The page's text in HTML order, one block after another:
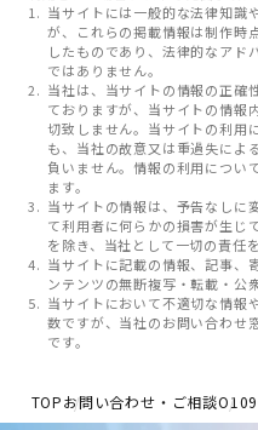
当サイトには一般的な法律知識
が、これらの掲載情報は制作時
したものであり、法律的なアド
ではありません。
当社は、当サイトの情報の正確
ておりますが、当サイトの情報
切致しません。当サイトの利用
も、当社の故意又は重過失によ
負いません。情報の利用につい
ます。
当サイトの情報は、予告なしに
て利用者に何らかの損害が生じ
を除き、当社として一切の責任
当サイトに記載の情報、記事、
ンテンツの無断複写・転載・公
当サイトにおいて不適切な情報
数ですが、当社のお問い合わせ
です。
TOPお問い合わせ・ご相談